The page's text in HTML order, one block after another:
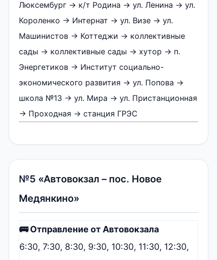
Люксембург → к/т Родина → ул. Ленина → ул.
Короленко → Интернат → ул. Визе → ул.
Машинистов → Коттеджи → коллективные
сады → коллективные сады → хутор → п.
Энергетиков → Институт социально-
экономического развития → ул. Попова →
школа №13 → ул. Мира → ул. Пристанционная
→ Проходная → станция ГРЭС
№5 «Автовокзал – пос. Новое
Медянкино»
🚌 Отправление от Автовокзала
6:30, 7:30, 8:30, 9:30, 10:30, 11:30, 12:30,